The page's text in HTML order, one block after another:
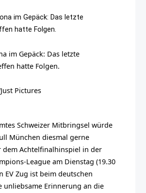
im Gepäck: Das letzte
hatte Folgen.
Pictures
Schweizer Mitbringsel würde
München diesmal gerne
dem Achtelfinalhinspiel in der
League am Dienstag (19.30
EV Zug ist beim deutschen
unliebsame Erinnerung an die